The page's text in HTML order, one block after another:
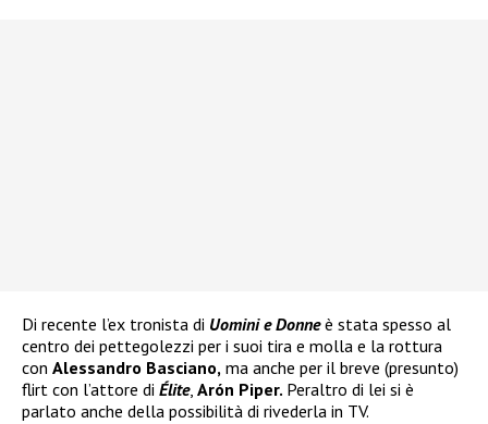
Di recente l’ex tronista di Uomini e Donneè stata spesso al
centro dei pettegolezzi per i suoi tira e molla e la rottura
con Alessandro Basciano, ma anche per il breve (presunto)
flirt con l’attore di Élite, Arón Piper. Peraltro di lei si è
parlato anche della possibilità di rivederla in TV.